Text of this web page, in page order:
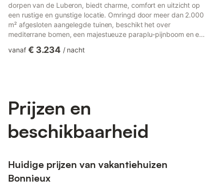
dorpen van de Luberon, biedt charme, comfort en uitzicht op
een rustige en gunstige locatie. Omringd door meer dan 2.000
m² afgesloten aangelegde tuinen, beschikt het over
mediterrane bomen, een majestueuze paraplu-pijnboom en een
De begane grond beschikt over een lichte en ruime
vanaf € 3.234 / nacht
Prijzen en
beschikbaarheid
Huidige prijzen van vakantiehuizen
Bonnieux